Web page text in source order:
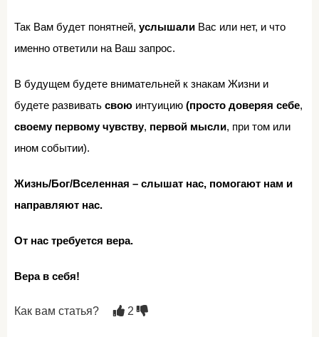
Так Вам будет понятней, услышали Вас или нет, и что
именно ответили на Ваш запрос.
В будущем будете внимательней к знакам Жизни и
будете развивать свою интуицию (просто доверяя себе,
своему первому чувству, первой мысли, при том или
ином событии).
Жизнь/Бог/Вселенная – слышат нас, помогают нам и
направляют нас.
От нас требуется вера.
Вера в себя!
Как вам статья? 2